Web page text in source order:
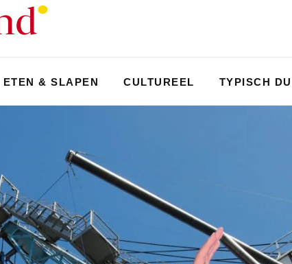
ETEN & SLAPEN CULTUREEL TYPISCH